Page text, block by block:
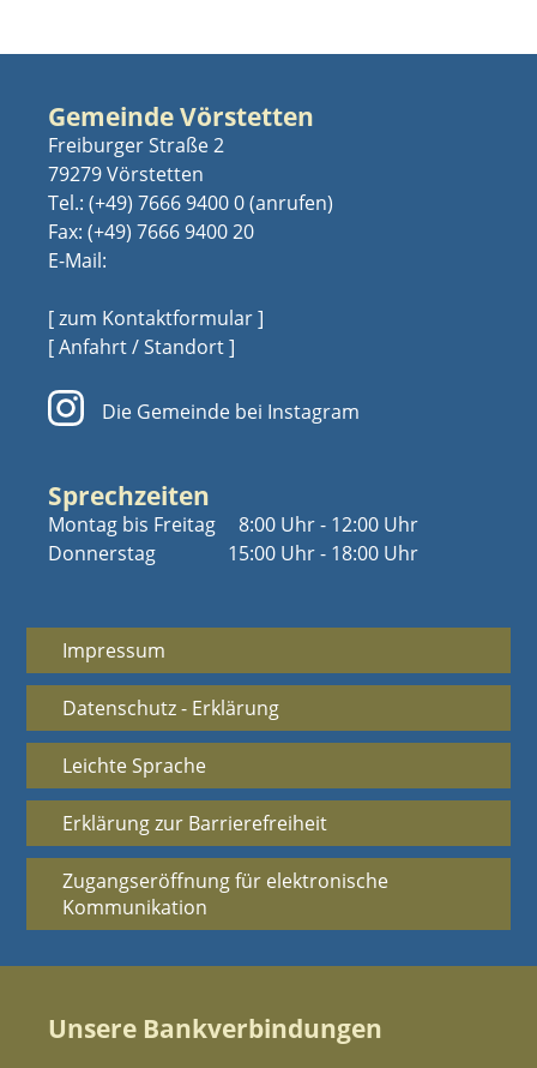
Gemeinde Vörstetten
Freiburger Straße 2
79279 Vörstetten
Tel.: (+49) 7666 9400 0
Fax: (+49) 7666 9400 20
E-Mail:
[ zum Kontaktformular ]
[ Anfahrt / Standort ]
Die Gemeinde bei Instagram
Sprechzeiten
Montag bis Freitag
Donnerstag
8:00 Uhr - 12:00 Uhr
15:00 Uhr - 18:00 Uhr
Impressum
Datenschutz - Erklärung
Leichte Sprache
Erklärung zur Barrierefreiheit
Zugangseröffnung für elektronische
Kommunikation
Unsere Bankverbindungen